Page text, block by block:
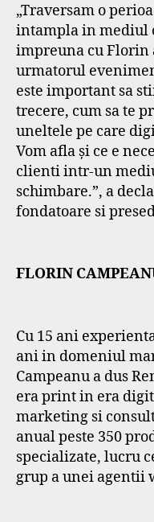
„Traversam o
intampla in mediul
impreuna cu Florin
urmatorul
este important sa
trecere, cum sa te
uneltele pe care
Vom afla și ce e
clienti intr-un
schimbare.”, a
fondatoare si
FLORIN
Cu 15 ani
ani in domeniul
Campeanu a dus
era print in era
marketing si
anual peste 350
specializate, lucru
grup a unei agentii